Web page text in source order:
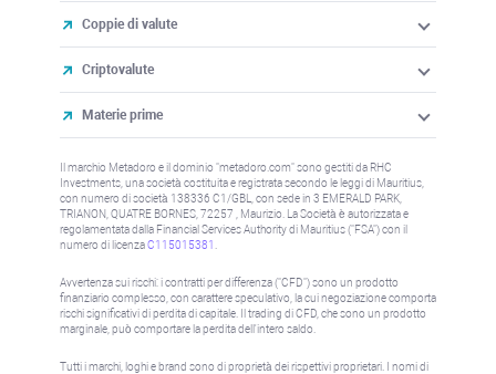
Coppie di valute
Criptovalute
Materie prime
Il marchio Metadoro e il dominio "metadoro.com" sono gestiti da RHC
Investments, una società costituita e registrata secondo le leggi di Mauritius,
con numero di società 138336 C1/GBL, con sede in 3 EMERALD PARK,
TRIANON, QUATRE BORNES, 72257 , Maurizio. La Società è autorizzata e
regolamentata dalla Financial Services Authority di Mauritius ("FSA") con il
numero di licenzaC115015381
Avvertenza sui rischi: i contratti per differenza ("CFD") sono un prodotto
finanziario complesso, con carattere speculativo, la cui negoziazione comporta
rischi significativi di perdita di capitale. Il trading di CFD, che sono un prodotto
marginale, può comportare la perdita dell'intero saldo.
Tutti i marchi, loghi e brand sono di proprietà dei rispettivi proprietari. I nomi di